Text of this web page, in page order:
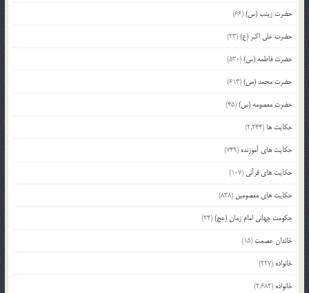
حضرت زینب (س)(66)
حضرت علی اکبر (ع)(23)
حضرت فاطمه (س)(530)
حضرت محمد (ص)(613)
حضرت معصومه (س)(45)
حکایت ها (2,244)
حکایت های آموزنده (749)
حکایت های قرآنی (107)
حکایت های معصومین (838)
حکومت جهانی امام زمان (عج)(24)
خاندان عصمت (15)
خانواده (227)
خانواده (2,682)